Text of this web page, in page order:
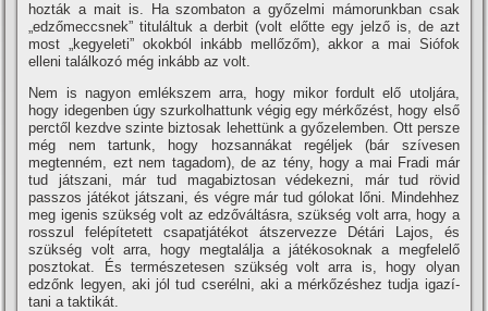
hozták a mait is. Ha szombaton a győzelmi mámorunkban csak
„edzőmeccsnek” tituláltuk a derbit (volt előtte egy jelző is, de azt
most „kegyeleti” okokból inkább mellőzőm), akkor a mai Siófok
elleni találkozó még inkább az volt.
Nem is nagyon emlékszem arra, hogy mikor fordult elő utoljára,
hogy idegenben úgy szurkolhattunk végig egy mérkőzést, hogy első
perctől kezdve szinte biztosak lehettünk a győzelemben. Ott persze
még nem tartunk, hogy hozsannákat regéljek (bár szí­vesen
megtenném, ezt nem tagadom), de az tény, hogy a mai Fradi már
tud játszani, már tud magabiztosan védekezni, már tud rövid
passzos játékot játszani, és végre már tud gólokat lőni. Mindehhez
meg igenis szükség volt az edzőváltásra, szükség volt arra, hogy a
rosszul felépí­tetett csapatjátékot átszervezze Détári Lajos, és
szükség volt arra, hogy megtalálja a játékosoknak a megfelelő
posztokat. És természetesen szükség volt arra is, hogy olyan
edzőnk legyen, aki jól tud cserélni, aki a mérkőzéshez tudja igazí­
tani a taktikát.